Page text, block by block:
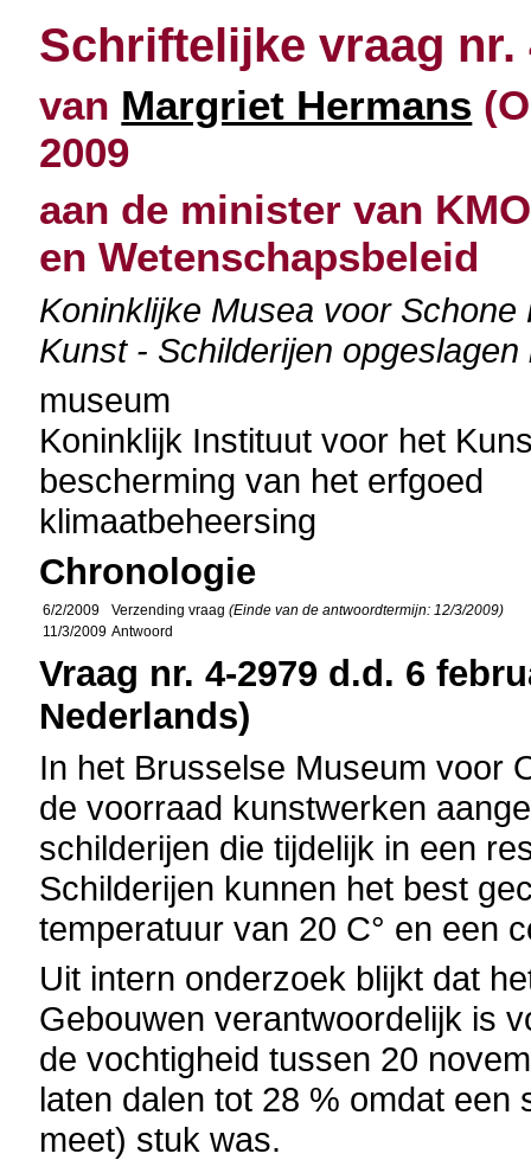
Schriftelijke vraag nr.
van Margriet Hermans
2009
aan de minister van
en Wetenschapsbeleid
Koninklijke Musea voor
Kunst - Schilderijen
museum
Koninklijk Instituut voor het
bescherming van het erfgoed
klimaatbeheersing
Chronologie
6/2/2009 Verzending vraag(Einde van de antwoordtermijn: 12/3/2009)
11/3/2009 Antwoord
Vraag nr. 4-2979 d.d. 6
Nederlands)
In het Brusselse Museum voor
de voorraad kunstwerken
schilderijen die tijdelijk in een
Schilderijen kunnen het best
temperatuur van 20 C° en een
Uit intern onderzoek blijkt dat
Gebouwen verantwoordelijk is
de vochtigheid tussen 20
laten dalen tot 28 % omdat
meet) stuk was.